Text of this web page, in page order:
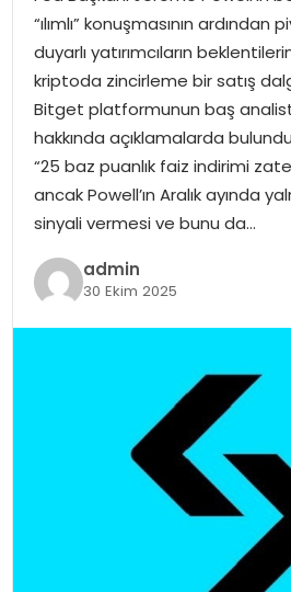
DÜNYA
OTOMOBIL
“ılımlı” konuşmasının
duyarlı yatırımcıların
kriptoda zincirleme bir satış
Bitget platformunun baş
hakkında açıklamalarda
“25 baz puanlık faiz indirimi
ancak Powell’ın Aralık ayında
sinyali vermesi ve bunu da…
admin
30 Ekim 2025